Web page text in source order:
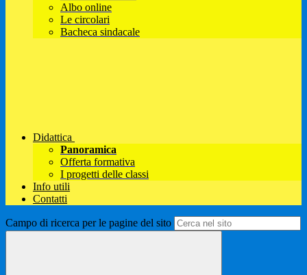
Albo online
Le circolari
Bacheca sindacale
Didattica
Panoramica
Offerta formativa
I progetti delle classi
Info utili
Contatti
Campo di ricerca per le pagine del sito